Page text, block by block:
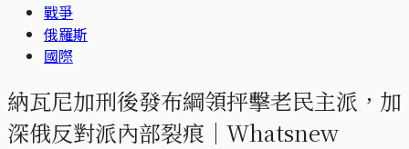
戰爭
俄羅斯
國際
納瓦尼加刑後發布綱領抨擊老民主派，加
深俄反對派內部裂痕｜Whatsnew